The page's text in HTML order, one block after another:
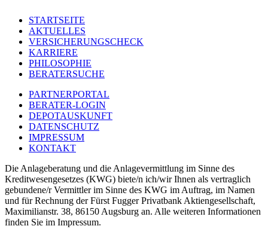
Footer
one
STARTSEITE
AKTUELLES
VERSICHERUNGSCHECK
KARRIERE
PHILOSOPHIE
BERATERSUCHE
Footer
two
PARTNERPORTAL
BERATER-LOGIN
DEPOTAUSKUNFT
DATENSCHUTZ
IMPRESSUM
KONTAKT
Die Anlageberatung und die Anlagevermittlung im Sinne des
Kreditwesengesetzes (KWG) biete/n ich/wir Ihnen als vertraglich
gebundene/r Vermittler im Sinne des KWG im Auftrag, im Namen
und für Rechnung der Fürst Fugger Privatbank Aktiengesellschaft,
Maximilianstr. 38, 86150 Augsburg an. Alle weiteren Informationen
finden Sie im Impressum.